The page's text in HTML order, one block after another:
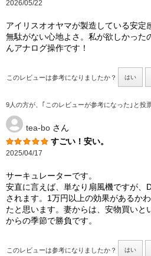
2026/05/22
アイリスオオヤマが製造している安定
無駄がない心地よさ。私が欲しかっ
んアナログ操作です！
このレビューは参考になりましたか？ はい
9人の方が、｢このレビューが参考になった｣と投
tea-bo さん
すごい！安い。
2025/04/17
サーキュレーターです。
安直に言えば、単なり扇風機ですが、
されます。1万円以上の効果があるか
たと思います。妻からは、安物買いと
からの季節で勝負です。
このレビューは参考になりましたか？ はい